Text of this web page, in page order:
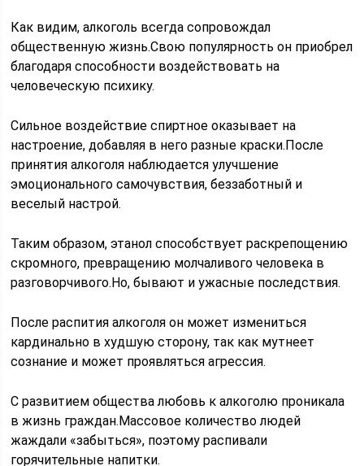
Как видим, алкоголь всегда сопровождал
общественную жизнь.Свою популярность он приобрел
благодаря способности воздействовать на
человеческую психику.
Сильное воздействие спиртное оказывает на
настроение, добавляя в него разные краски.После
принятия алкоголя наблюдается улучшение
эмоционального самочувствия, беззаботный и
веселый настрой.
Таким образом, этанол способствует раскрепощению
скромного, превращению молчаливого человека в
разговорчивого.Но, бывают и ужасные последствия.
После распития алкоголя он может измениться
кардинально в худшую сторону, так как мутнеет
сознание и может проявляться агрессия.
С развитием общества любовь к алкоголю проникала
в жизнь граждан.Массовое количество людей
жаждали «забыться», поэтому распивали
горячительные напитки.